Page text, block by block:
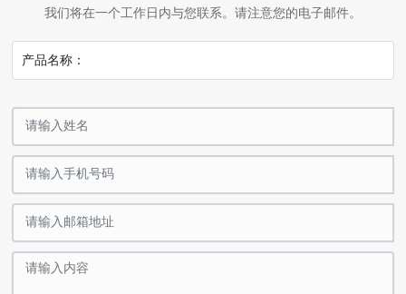
我们将在一个工作日内与您联系。请注意您的电子邮件。
产品名称：